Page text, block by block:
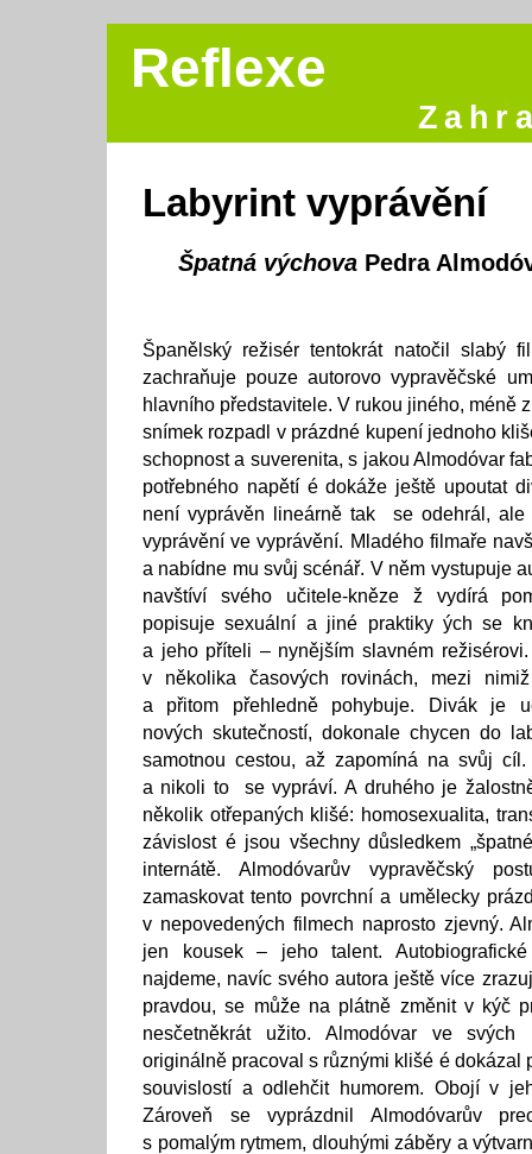
Reflexe
Labyrint vyprávění
Špatná výchova Pedra
Španělský režisér tentokrát natočil slabý
zachraňuje pouze autorovo vypravěčské
hlavního představitele. V rukou jiného, méně
snímek rozpadl v prázdné kupení jednoho
schopnost a suverenita, s jakou Almodóvar
potřebného napětí é dokáže ještě upoutat
není vyprávěn lineárně tak se odehrál, ale
vyprávění ve vyprávění. Mladého filmaře
a nabídne mu svůj scénář. V něm vystupuje
navštíví svého učitele-kněze ž vydírá
popisuje sexuální a jiné praktiky ých se
a jeho příteli – nynějším slavném
v několika časových rovinách, mezi
a přitom přehledně pohybuje. Divák je
nových skutečností, dokonale chycen do
samotnou cestou, až zapomíná na svůj
a nikoli to se vypráví. A druhého je
několik otřepaných klišé: homosexualita,
závislost é jsou všechny důsledkem
internátě. Almodóvarův vypravěčský
zamaskovat tento povrchní a umělecky
v nepovedených filmech naprosto zjevný.
jen kousek – jeho talent.
najdeme, navíc svého autora ještě více
pravdou, se může na plátně změnit v kýč
nesčetněkrát užito. Almodóvar ve svých
originálně pracoval s různými klišé é dokázal
souvislostí a odlehčit humorem. Obojí v
Zároveň se vyprázdnil Almodóvarův
s pomalým rytmem, dlouhými záběry a